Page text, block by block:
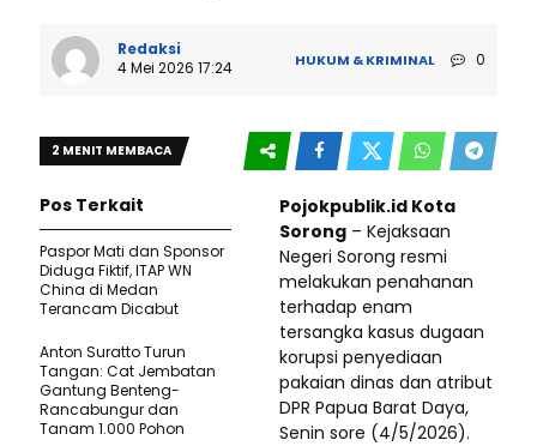
Redaksi
4 Mei 2026 17:24
HUKUM & KRIMINAL 0
2 MENIT MEMBACA
Pojokpublik.id Kota
Sorong – Kejaksaan
Negeri Sorong resmi
melakukan penahanan
terhadap enam
tersangka kasus dugaan
korupsi penyediaan
pakaian dinas dan atribut
DPR Papua Barat Daya,
Senin sore (4/5/2026).
Pos Terkait
Paspor Mati dan Sponsor
Diduga Fiktif, ITAP WN
China di Medan
Terancam Dicabut
Anton Suratto Turun
Tangan: Cat Jembatan
Gantung Benteng-
Rancabungur dan
Tanam 1.000 Pohon